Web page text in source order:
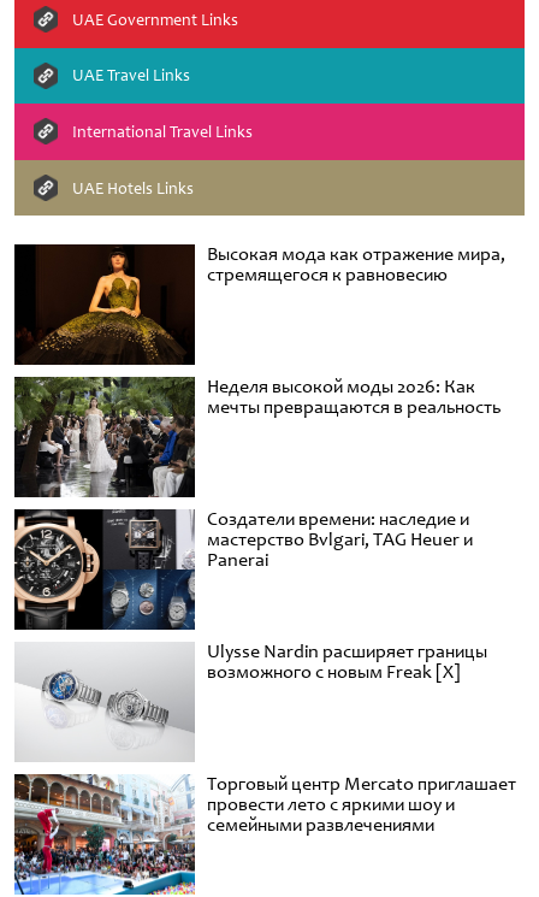
Высокая мода как отражение мира,
стремящегося к равновесию
Неделя высокой моды 2026: Как
мечты превращаются в реальность
Создатели времени: наследие и
мастерство Bvlgari, TAG Heuer и
Panerai
Ulysse Nardin расширяет границы
возможного с новым Freak [X]
Торговый центр Mercato приглашает
провести лето с яркими шоу и
семейными развлечениями
UAE Government Links
UAE Travel Links
International Travel Links
UAE Hotels Links